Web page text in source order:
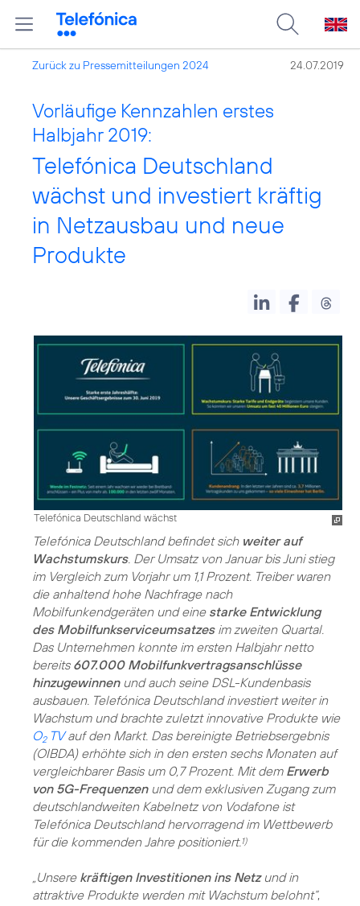
Zurück zu Pressemitteilungen 2024 24.07.2019
Vorläufige Kennzahlen erstes
Halbjahr 2019:
Telefónica Deutschland
wächst und investiert kräftig
in Netzausbau und neue
Produkte
Telefónica Deutschland wächst
Telefónica Deutschland befindet sich weiter auf
Wachstumskurs. Der Umsatz von Januar bis Juni stieg
im Vergleich zum Vorjahr um 1,1 Prozent. Treiber waren
die anhaltend hohe Nachfrage nach
Mobilfunkendgeräten und eine starke Entwicklung
des Mobilfunkserviceumsatzesim zweiten Quartal.
Das Unternehmen konnte im ersten Halbjahr netto
bereits 607.000 Mobilfunkvertragsanschlüsse
hinzugewinnenund auch seine DSL-Kundenbasis
ausbauen. Telefónica Deutschland investiert weiter in
Wachstum und brachte zuletzt innovative Produkte wie
O2TVauf den Markt. Das bereinigte Betriebsergebnis
(OIBDA) erhöhte sich in den ersten sechs Monaten auf
vergleichbarer Basis um 0,7 Prozent. Mit dem Erwerb
von 5G-Frequenzenund dem exklusiven Zugang zum
deutschlandweiten Kabelnetz von Vodafone ist
Telefónica Deutschland hervorragend im Wettbewerb
für die kommenden Jahre positioniert. 1)
„Unsere kräftigen Investitionen ins Netzund in
attraktive Produkte werden mit Wachstum belohnt“,